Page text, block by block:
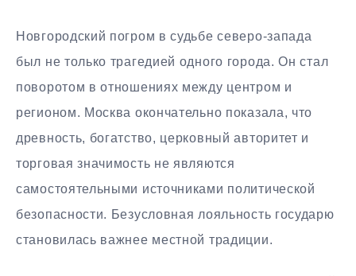
Новгородский погром в судьбе северо-запада
был не только трагедией одного города. Он стал
поворотом в отношениях между центром и
регионом. Москва окончательно показала, что
древность, богатство, церковный авторитет и
торговая значимость не являются
самостоятельными источниками политической
безопасности. Безусловная лояльность государю
становилась важнее местной традиции.